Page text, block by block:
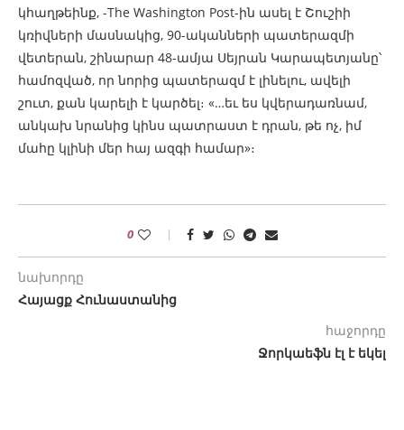
կհաղթեինք, -The Washington Post-ին ասել է Շուշիի
կռիվների մասնակից, 90-ականների պատերազմի
վետերան, շինարար 48-ամյա Սեյրան Կարապետյանը՝
համոզված, որ նորից պատերազմ է լինելու, ավելի
շուտ, քան կարելի է կարծել։ «…եւ ես կվերադառնամ,
անկախ նրանից կինս պատրաստ է դրան, թե ոչ, իմ
մահը կլինի մեր հայ ազգի համար»։
0
նախորդը
Հայացք Հունաստանից
հաջորդը
Ջորկաեֆն էլ է եկել